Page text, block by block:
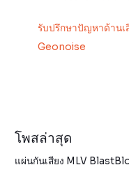
รับปรึกษาปัญหาด้านเ
Geonoise
โพสล่าสุด
แผ่นกันเสียง MLV